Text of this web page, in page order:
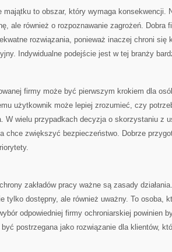
majątku to obszar, który wymaga konsekwencji.
ale również o rozpoznawanie zagrożeń. Dobra
rozwiązania, ponieważ inaczej chroni się
Indywidualne podejście jest w tej branży
firmy może być pierwszym krokiem dla
użytkownik może lepiej zrozumieć, czy
W wielu przypadkach decyzja o skorzystaniu z
chce zwiększyć bezpieczeństwo. Dobrze
zakładów pracy ważne są zasady
tylko dostępny, ale również uważny. To osoba,
odpowiedniej firmy ochroniarskiej powinien
być postrzegana jako rozwiązanie dla klientów,